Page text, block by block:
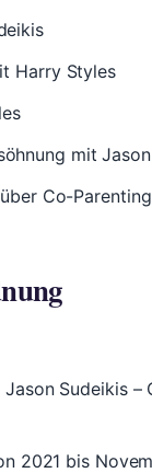
Harry Styles
mit
Co-
Sudeikis –
2021 bis